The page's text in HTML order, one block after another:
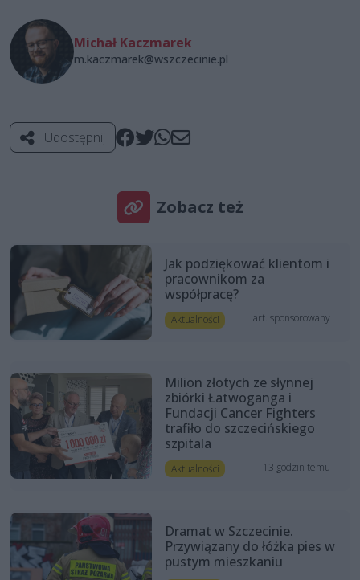
Michał Kaczmarek
m.kaczmarek@wszczecinie.pl
Udostępnij
Zobacz też
Jak podziękować klientom i
pracownikom za
współpracę?
Aktualności art. sponsorowany
Milion złotych ze słynnej
zbiórki Łatwoganga i
Fundacji Cancer Fighters
trafiło do szczecińskiego
szpitala
Aktualności 13 godzin temu
Dramat w Szczecinie.
Przywiązany do łóżka pies w
pustym mieszkaniu